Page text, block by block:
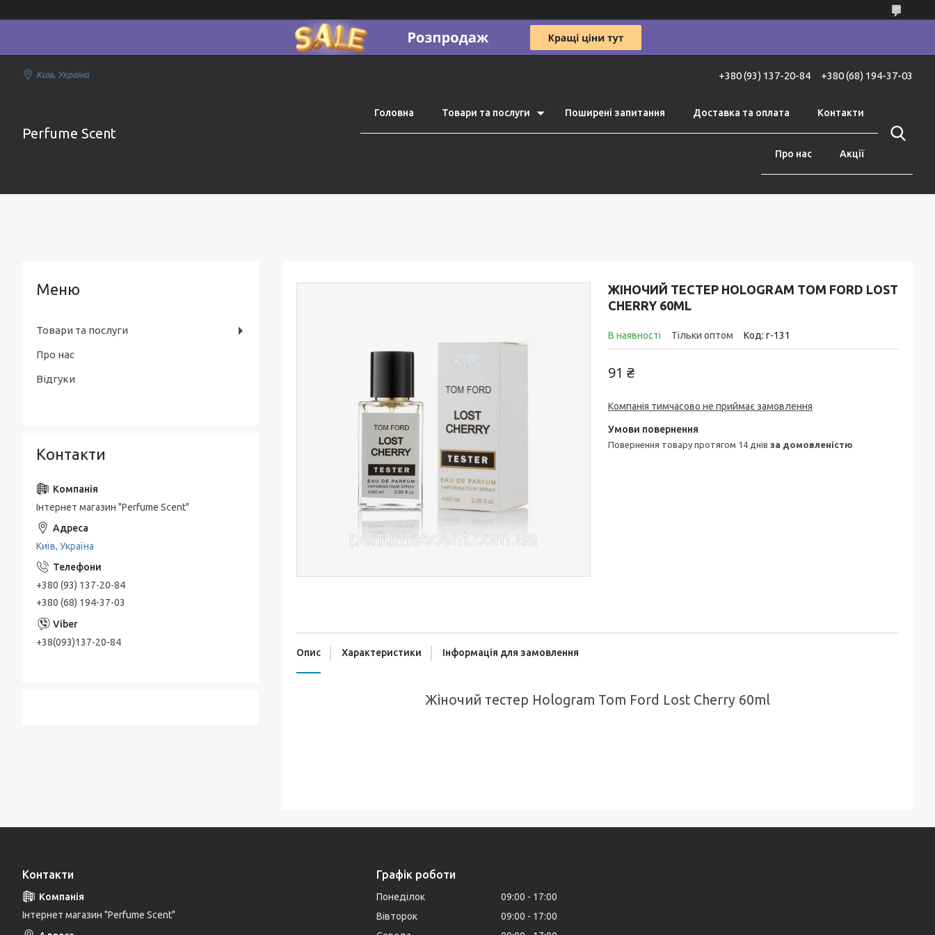
Київ, Україна +380 (93) 137-20-84 +380 (68) 194-37-03
Perfume Scent
Головна Товари та послуги Поширені запитання Доставка та оплата Контакти
Про нас Акції
ЖІНОЧИЙ ТЕСТЕР HOLOGRAM TOM FORD LOST
CHERRY 60ML
В наявності Тільки оптом Код: г-131
91 ₴
Компанія тимчасово не приймає замовлення
повернення товару протягом 14 днів за домовленістю
Опис Характеристики Інформація для замовлення
Жіночий тестер Hologram Tom Ford Lost Cherry 60ml
Товари та послуги
Про нас
Відгуки
Контакти
Інтернет магазин "Perfume Scent"
Київ, Україна
+380 (93) 137-20-84
+380 (68) 194-37-03
+38(093)137-20-84
Контакти
Інтернет магазин "Perfume Scent"
Графік роботи
Понеділок 09:00
17:00
Вівторок
09:00
17:00